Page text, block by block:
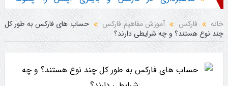
تشخیص دهیم ؟
هشدار در مورد خرید استراتژی ها و پکیج آموزش
باینری آپشن
خانه فارکس آموزش مفاهیم فارکس
حساب های فارکس به طور کل
چند نوع هستند؟ و چه شرایطی دارند؟